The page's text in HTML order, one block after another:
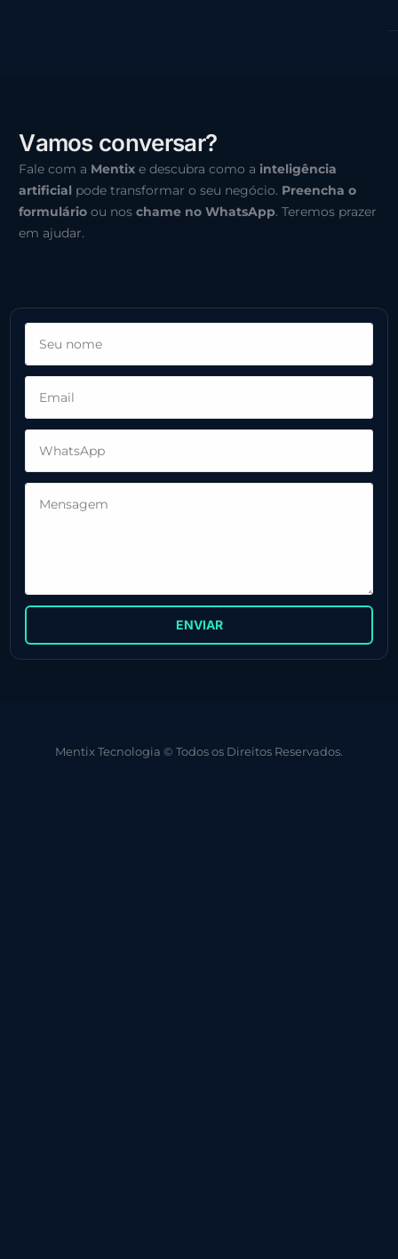
Vamos conversar?
Fale com a Mentix e descubra como a inteligência
artificial pode transformar o seu negócio. Preencha o
formulário ou noschame no WhatsApp. Teremos prazer
em ajudar.
ENVIAR
Mentix Tecnologia © Todos os Direitos Reservados.